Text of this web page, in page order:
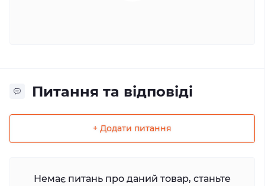
Питання та відповіді
+ Додати питання
Немає питань про даний товар, станьте